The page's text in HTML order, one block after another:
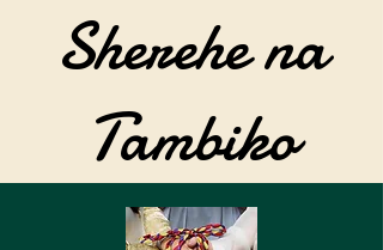
Sherehe na
Tambiko